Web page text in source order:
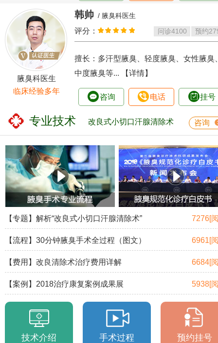
腋臭科医生
临床经验多年
韩帅 / 腋臭科医生
评分： 问诊4100 预约
擅长：多汗型腋臭、轻度腋臭、女性腋臭
中度腋臭等...
【详情】
咨询 电话 挂号
专业技术 改良式小切口汗腺清除术 咨询
【专题】解析“改良式小切口汗腺清除术” 7276[
【流程】30分钟腋臭手术全过程（图文） 6961[
【费用】改良清除术治疗费用详解 6684[
【案例】2018治疗康复案例成果展 5938[
技术介绍 手术过程 预约挂号